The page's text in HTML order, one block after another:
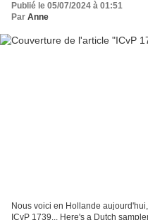
Publié le 05/07/2024 à 01:51
Par Anne
Nous voici en Hollande
ICvP 1739... Here's a Dutch